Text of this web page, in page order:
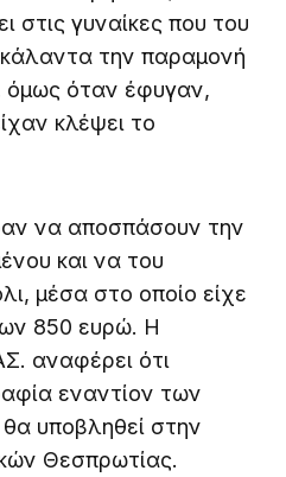
στις γυναίκες που του
την παραμονή
όμως όταν έφυγαν,
κλέψει το
να αποσπάσουν την
και να του
μέσα στο οποίο είχε
850 ευρώ. Η
αναφέρει ότι
εναντίον των
υποβληθεί στην
Θεσπρωτίας.